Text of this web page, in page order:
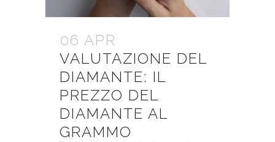
06 APR
VALUTAZIONE DEL
DIAMANTE: IL
PREZZO DEL
DIAMANTE AL
GRAMMO